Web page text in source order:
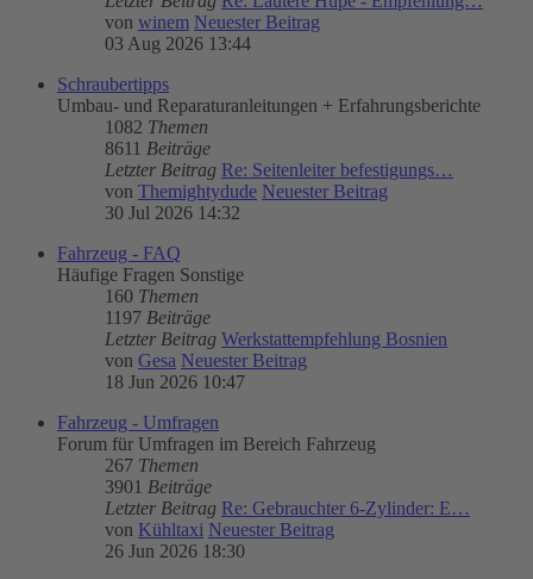
von winem Neuester Beitrag
03 Aug 2026 13:44
Schraubertipps
Umbau- und Reparaturanleitungen + Erfahrungsberichte
1082 Themen
8611 Beiträge
Letzter Beitrag Re: Seitenleiter befestigungs…
von Themightydude Neuester Beitrag
30 Jul 2026 14:32
Fahrzeug - FAQ
Häufige Fragen Sonstige
160 Themen
1197 Beiträge
Letzter Beitrag Werkstattempfehlung Bosnien
von Gesa Neuester Beitrag
18 Jun 2026 10:47
Fahrzeug - Umfragen
Forum für Umfragen im Bereich Fahrzeug
267 Themen
3901 Beiträge
Letzter Beitrag Re: Gebrauchter 6-Zylinder: E…
von Kühltaxi Neuester Beitrag
26 Jun 2026 18:30